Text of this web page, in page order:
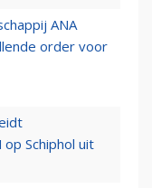
ANA
order voor
Schiphol uit